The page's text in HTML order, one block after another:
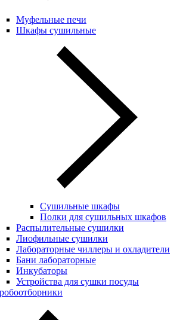
Муфельные печи
Шкафы сушильные
Сушильные шкафы
Полки для сушильных шкафов
Распылительные сушилки
Лиофильные сушилки
Лабораторные чиллеры и охладители
Бани лабораторные
Инкубаторы
Устройства для сушки посуды